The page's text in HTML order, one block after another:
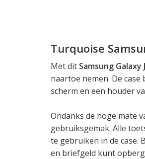
Turquoise
Met dit Samsung Galaxy
naartoe nemen. De
scherm en een houder
Ondanks de hoge mate
gebruiksgemak. Alle
te gebruiken in de case.
en briefgeld kunt